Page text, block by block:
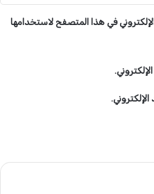
في هذا المتصفح لاستخدامها